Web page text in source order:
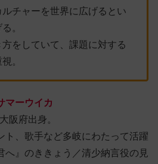
ルチャーを世界に広げるとい
。
方をしていて、課題に対する
。
マーウイカ
阪府出身。
ト、歌手など多岐にわたって活躍
へ』のききょう／清少納言役の見